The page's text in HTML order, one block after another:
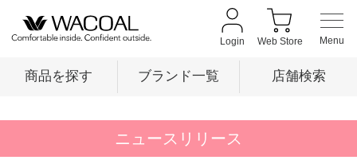
Login Web Store
商品を探す ブランド一覧 店舗検索
ニュースリリース